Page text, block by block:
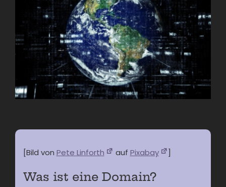
[Bild von Pete Linforth auf Pixabay ]
Was ist eine Domain?